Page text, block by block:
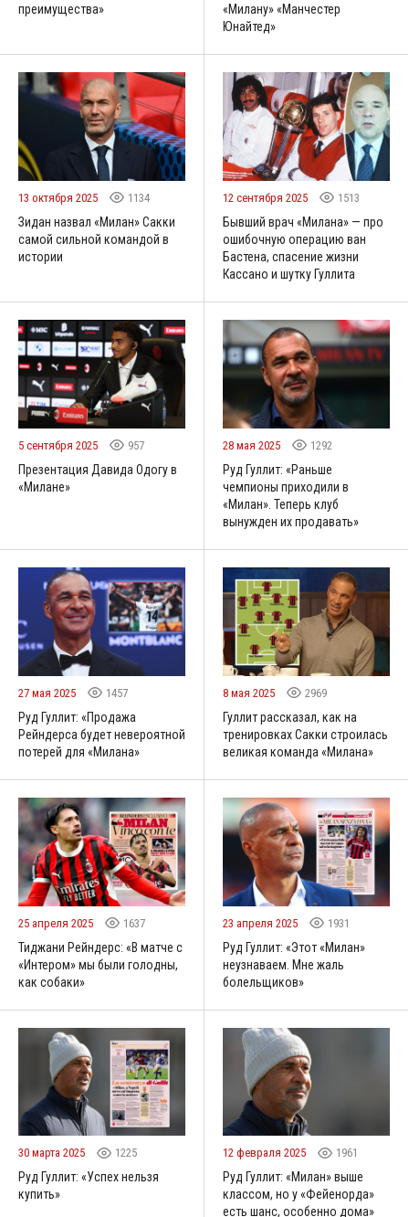
преимущества»
«Милану» «Манчестер
Юнайтед»
13 октября 2025 1134
Зидан назвал «Милан» Сакки
самой сильной командой в
истории
12 сентября 2025 1513
Бывший врач «Милана» — про
ошибочную операцию ван
Бастена, спасение жизни
Кассано и шутку Гуллита
5 сентября 2025 957
Презентация Давида Одогу в
«Милане»
28 мая 2025 1292
Руд Гуллит: «Раньше
чемпионы приходили в
«Милан». Теперь клуб
вынужден их продавать»
27 мая 2025 1457
Руд Гуллит: «Продажа
Рейндерса будет невероятной
потерей для «Милана»
8 мая 2025 2969
Гуллит рассказал, как на
тренировках Сакки строилась
великая команда «Милана»
25 апреля 2025 1637
Тиджани Рейндерс: «В матче с
«Интером» мы были голодны,
как собаки»
23 апреля 2025 1931
Руд Гуллит: «Этот «Милан»
неузнаваем. Мне жаль
болельщиков»
30 марта 2025 1225
Руд Гуллит: «Успех нельзя
купить»
12 февраля 2025 1961
Руд Гуллит: «Милан» выше
классом, но у «Фейенорда»
есть шанс, особенно дома»